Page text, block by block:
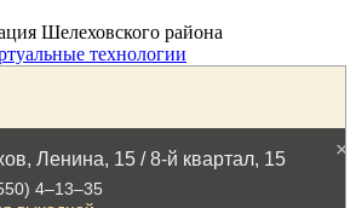
Шелеховского района
технологии